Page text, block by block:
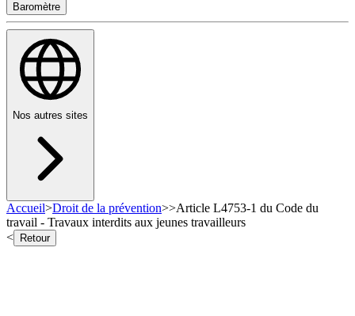
Baromètre
Nos autres sites
Accueil>Droit de la prévention>>Article L4753-1 du Code du
travail - Travaux interdits aux jeunes travailleurs
<
Retour